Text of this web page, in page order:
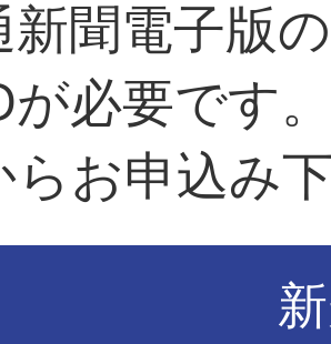
新聞電子版
が必要です
らお申込み